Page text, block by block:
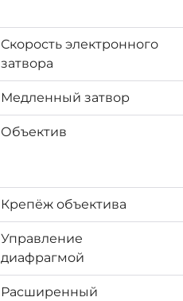
Скорость электронного
затвора
Медленный затвор
Объектив
Крепёж объектива
Управление
диафрагмой
Расширенный